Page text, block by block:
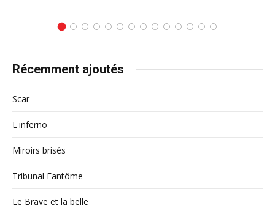
Récemment ajoutés
Scar
L'inferno
Miroirs brisés
Tribunal Fantôme
Le Brave et la belle